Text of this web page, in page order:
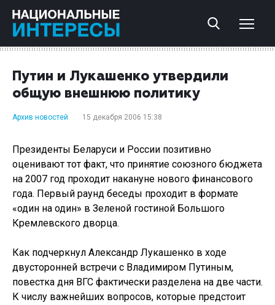
Путин и Лукашенко утвердили
общую внешнюю политику
Архив новостей 15 декабря 2006 15:38
Президенты Беларуси и России позитивно
оценивают тот факт, что принятие союзного бюджета
на 2007 год проходит накануне нового финансового
года. Первый раунд беседы проходит в формате
«один на один» в Зеленой гостиной Большого
Кремлевского дворца.
Как подчеркнул Александр Лукашенко в ходе
двусторонней встречи с Владимиром Путиным,
повестка дня ВГС фактически разделена на две части.
К числу важнейших вопросов, которые предстоит